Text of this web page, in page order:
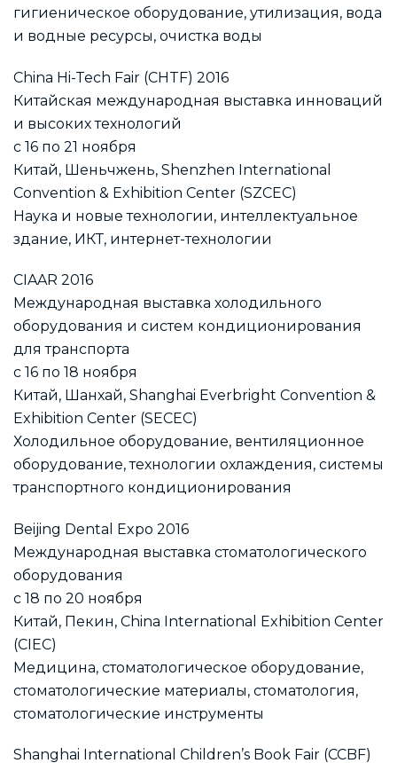
гигиеническое оборудование, утилизация, вода
и водные ресурсы, очистка воды
China Hi-Tech Fair (CHTF) 2016
Китайская международная выставка инноваций
и высоких технологий
с 16 по 21 ноября
Китай, Шеньчжень, Shenzhen International
Convention & Exhibition Center (SZCEC)
Наука и новые технологии, интеллектуальное
здание, ИКТ, интернет-технологии
CIAAR 2016
Международная выставка холодильного
оборудования и систем кондиционирования
для транспорта
с 16 по 18 ноября
Китай, Шанхай, Shanghai Everbright Convention &
Exhibition Center (SECEC)
Холодильное оборудование, вентиляционное
оборудование, технологии охлаждения, системы
транспортного кондиционирования
Beijing Dental Expo 2016
Международная выставка стоматологического
оборудования
с 18 по 20 ноября
Китай, Пекин, China International Exhibition Center
(CIEC)
Медицина, стоматологическое оборудование,
стоматологические материалы, стоматология,
стоматологические инструменты
Shanghai International Children’s Book Fair (CCBF)